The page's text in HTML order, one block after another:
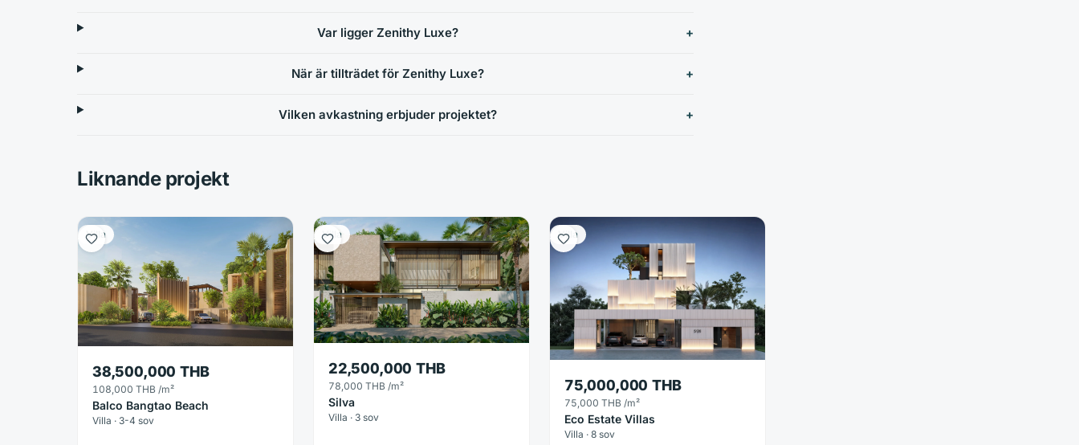
Var ligger Zenithy Luxe?
När är tillträdet för Zenithy Luxe?
Vilken avkastning erbjuder projektet?
Liknande projekt
Villa
38,500,000 THB
108,000 THB /m²
Balco Bangtao Beach
Villa · 3-4 sov
Villa
22,500,000 THB
78,000 THB /m²
Silva
Villa · 3 sov
Villa
75,000,000 THB
75,000 THB /m²
Eco Estate Villas
Villa · 8 sov